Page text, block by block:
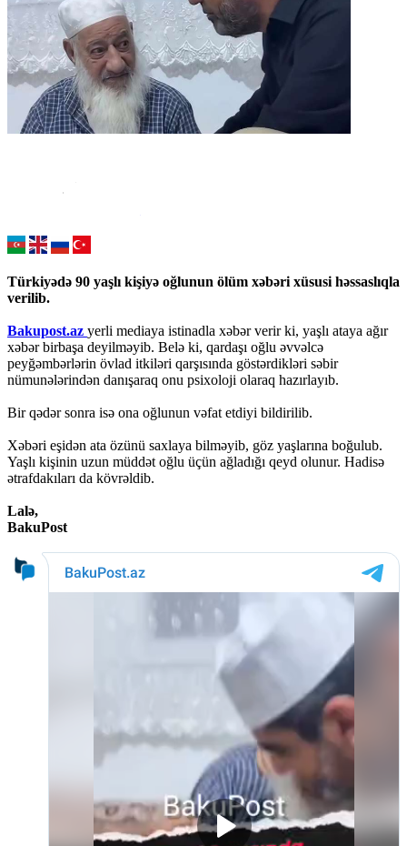
Türkiyədə 90 yaşlı kişiyə oğlunun ölüm xəbəri xüsusi həssaslıqla
verilib.
Bakupost.az yerli mediaya istinadla xəbər verir ki, yaşlı ataya ağır
xəbər birbaşa deyilməyib. Belə ki, qardaşı oğlu əvvəlcə
peyğəmbərlərin övlad itkiləri qarşısında göstərdikləri səbir
nümunələrindən danışaraq onu psixoloji olaraq hazırlayıb.
Bir qədər sonra isə ona oğlunun vəfat etdiyi bildirilib.
Xəbəri eşidən ata özünü saxlaya bilməyib, göz yaşlarına boğulub.
Yaşlı kişinin uzun müddət oğlu üçün ağladığı qeyd olunur. Hadisə
ətrafdakıları da kövrəldib.
Lalə,
BakuPost